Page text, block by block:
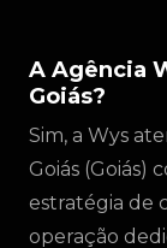
A Agência
Goiás?
Sim, a Wys
Goiás (Goiás)
estratégia de
operação